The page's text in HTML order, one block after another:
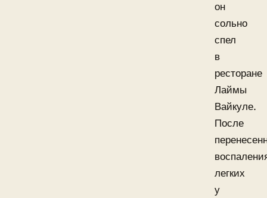
он
сольно
спел
в
ресторане
Лаймы
Вайкуле.
После
легких
у